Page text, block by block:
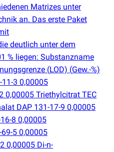
Matrizes unter
an. Das erste Paket
deutlich unter dem
% liegen: Substanzname
(LOD) (Gew.-%)
3 0,00005
0,00005 Triethylcitrat TEC
DAP 131-17-9 0,00005
8 0,00005
5 0,00005
0,00005 Di-n-